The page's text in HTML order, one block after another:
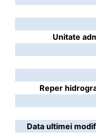
Unitate
Reper
Data ultimei